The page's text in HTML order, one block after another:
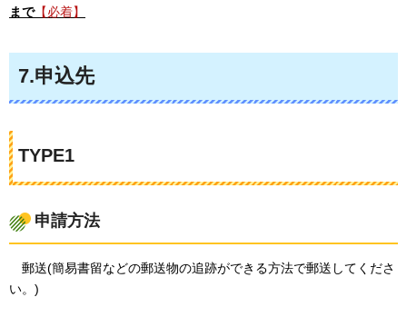
まで【必着】
7.申込先
TYPE1
申請方法
郵送(簡易書留などの郵送物の追跡ができる方法で郵送してくださ
い。)